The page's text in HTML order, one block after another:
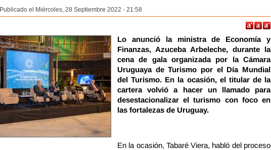
Publicado el Miércoles, 28 Septiembre 2022 - 21:58
Lo anunció la ministra de Economía y
Finanzas, Azuceba Arbeleche, durante la
cena de gala organizada por la Cámara
Uruguaya de Turismo por el Día Mundial
del Turismo. En la ocasión, el titular de la
cartera volvió a hacer un llamado para
desestacionalizar el turismo con foco en
las fortalezas de Uruguay.
En la ocasión, Tabaré Viera, habló del proceso